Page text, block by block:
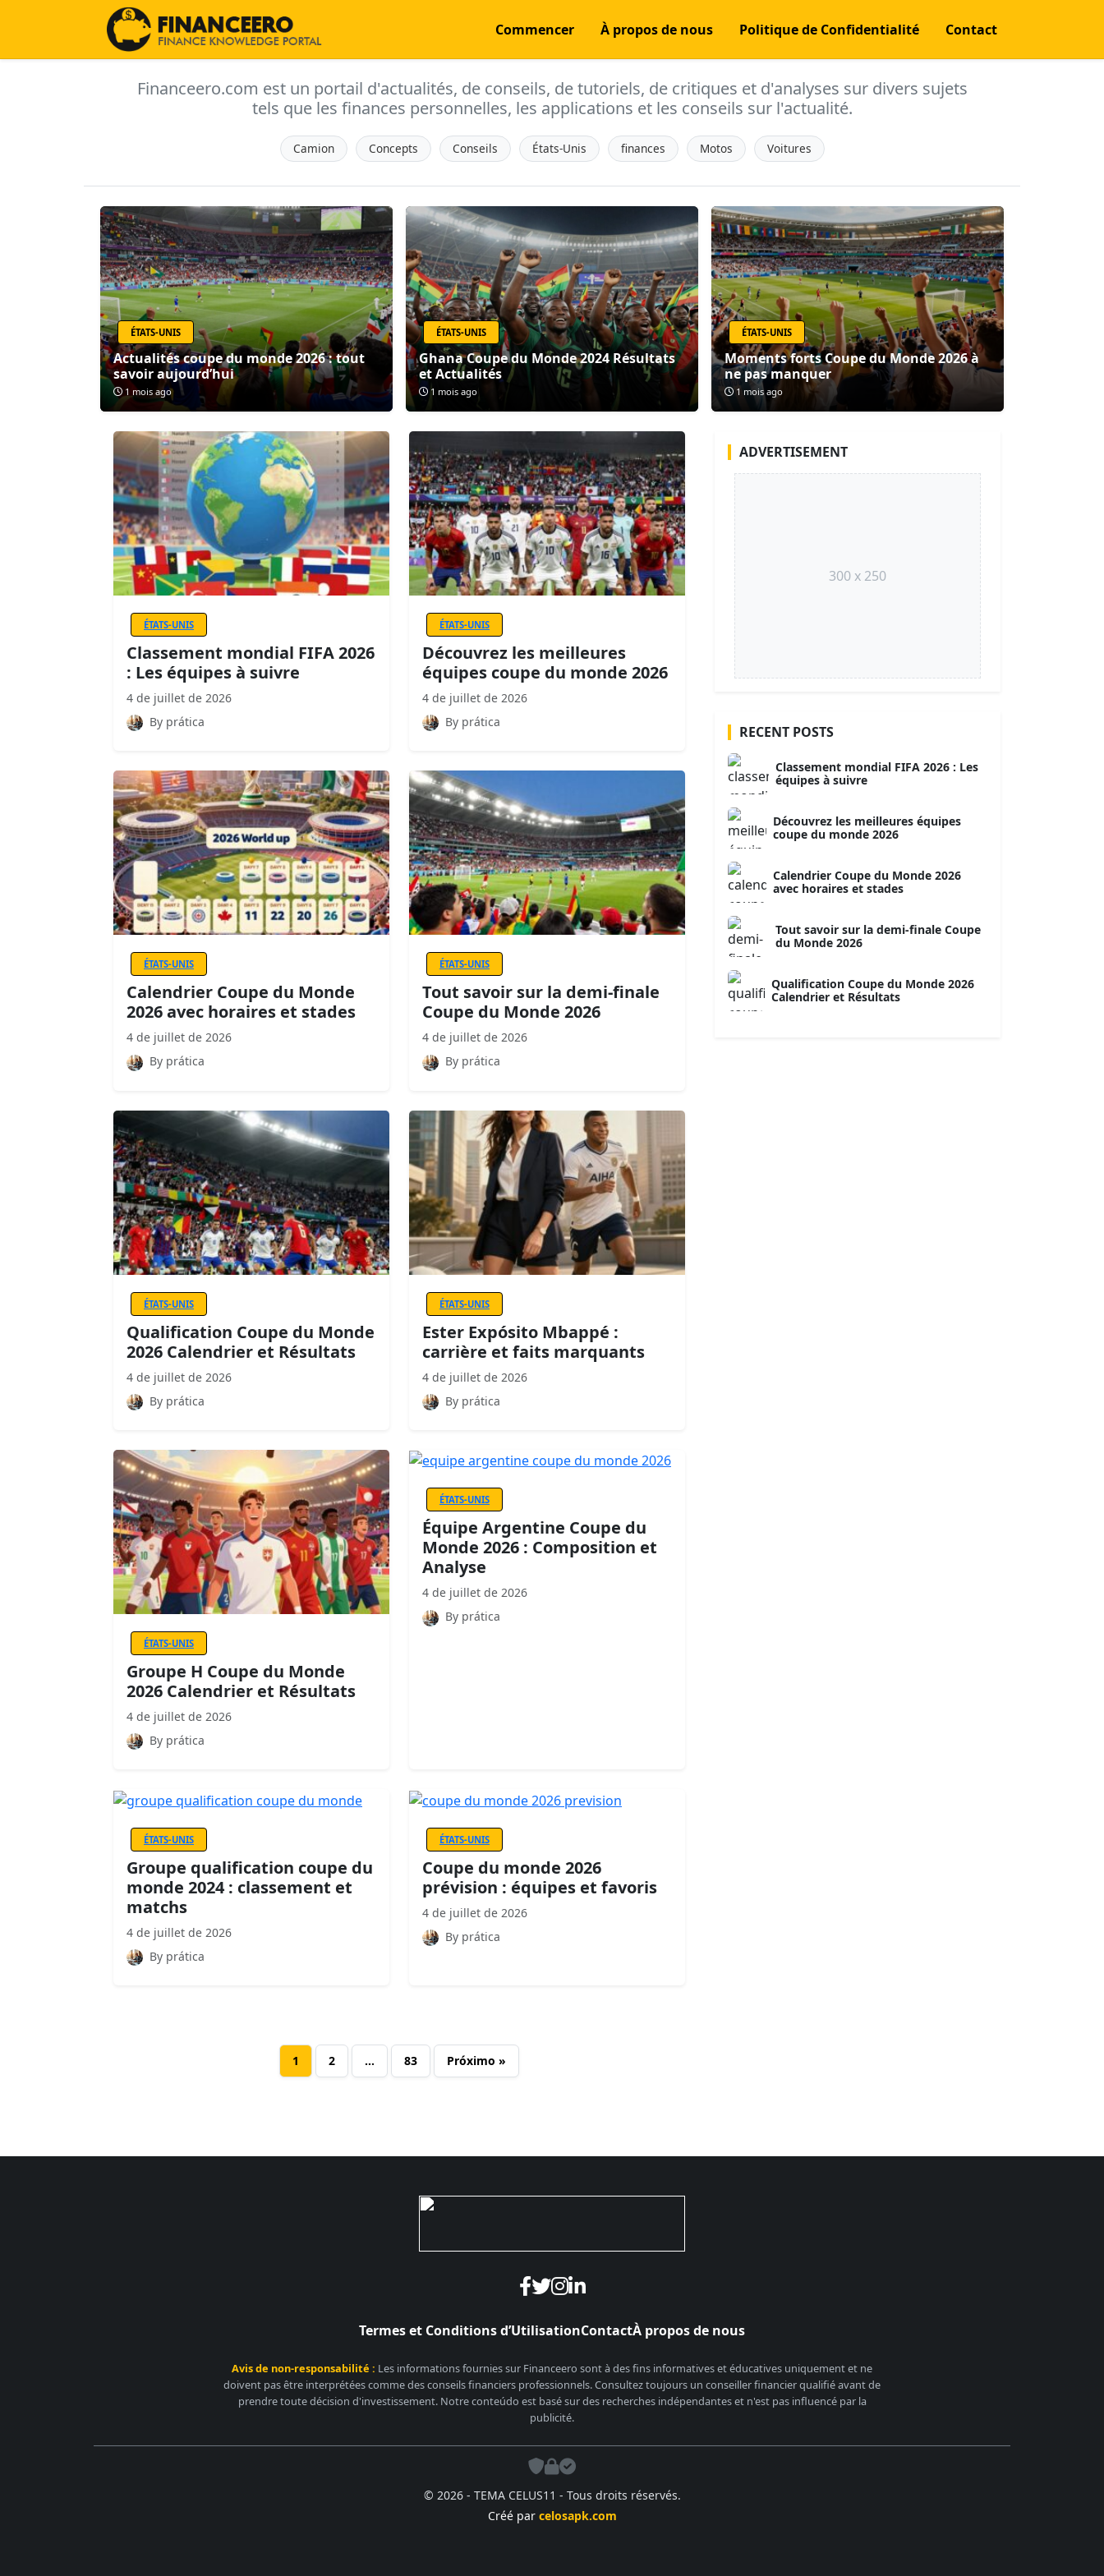
Commencer À propos de nous Politique de Confidentialité Contact
Financeero.com est un portail d'actualités, de conseils, de tutoriels, de critiques et d'analyses sur divers sujets
tels que les finances personnelles, les applications et les conseils sur l'actualité.
Camion Concepts Conseils États-Unis finances Motos Voitures
ÉTATS-UNIS
Actualités coupe du monde 2026 : tout
savoir aujourd’hui
1 mois ago
ÉTATS-UNIS
Ghana Coupe du Monde 2024 Résultats
et Actualités
1 mois ago
ÉTATS-UNIS
Moments forts Coupe du Monde 2026 à
ne pas manquer
1 mois ago
ÉTATS-UNIS
Classement mondial FIFA 2026
: Les équipes à suivre
4 de juillet de 2026
By prática
ÉTATS-UNIS
Découvrez les meilleures
équipes coupe du monde 2026
4 de juillet de 2026
By prática
ÉTATS-UNIS
Calendrier Coupe du Monde
2026 avec horaires et stades
4 de juillet de 2026
By prática
ÉTATS-UNIS
Tout savoir sur la demi-finale
Coupe du Monde 2026
4 de juillet de 2026
By prática
ÉTATS-UNIS
Qualification Coupe du Monde
2026 Calendrier et Résultats
4 de juillet de 2026
By prática
ÉTATS-UNIS
Ester Expósito Mbappé :
carrière et faits marquants
4 de juillet de 2026
By prática
ÉTATS-UNIS
Groupe H Coupe du Monde
2026 Calendrier et Résultats
4 de juillet de 2026
By prática
ÉTATS-UNIS
Équipe Argentine Coupe du
Monde 2026 : Composition et
Analyse
4 de juillet de 2026
By prática
ÉTATS-UNIS
Groupe qualification coupe du
monde 2024 : classement et
matchs
4 de juillet de 2026
By prática
ÉTATS-UNIS
Coupe du monde 2026
prévision : équipes et favoris
4 de juillet de 2026
By prática
1 2 … 83 Próximo »
ADVERTISEMENT
300 x 250
RECENT POSTS
Classement mondial FIFA 2026 : Les
équipes à suivre
Découvrez les meilleures équipes
coupe du monde 2026
Calendrier Coupe du Monde 2026
avec horaires et stades
Tout savoir sur la demi-finale Coupe
du Monde 2026
Qualification Coupe du Monde 2026
Calendrier et Résultats
Termes et Conditions d’UtilisationContactÀ propos de nous
Avis de non-responsabilité : Les informations fournies sur Financeero sont à des fins informatives et éducatives uniquement et ne
doivent pas être interprétées comme des conseils financiers professionnels. Consultez toujours un conseiller financier qualifié avant de
prendre toute décision d'investissement. Notre conteúdo est basé sur des recherches indépendantes et n'est pas influencé par la
publicité.
© 2026 - TEMA CELUS11 - Tous droits réservés.
Créé par celosapk.com